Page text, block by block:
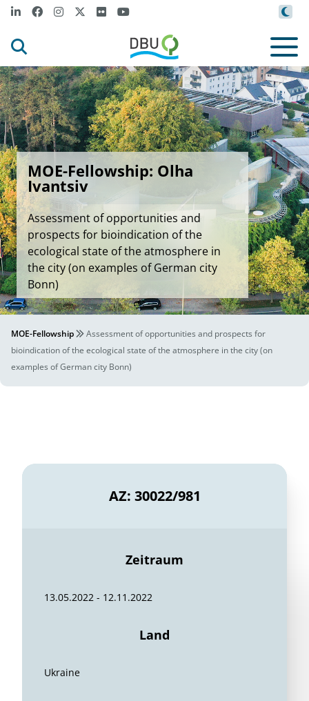
MOE-Fellowship: Olha
Ivantsiv
Assessment of opportunities and
prospects for bioindication of the
ecological state of the atmosphere in
the city (on examples of German city
Bonn)
MOE-Fellowship
Assessment of opportunities and prospects for
bioindication of the ecological state of the atmosphere in the city (on
examples of German city Bonn)
AZ: 30022/981
Zeitraum
13.05.2022 - 12.11.2022
Land
Ukraine